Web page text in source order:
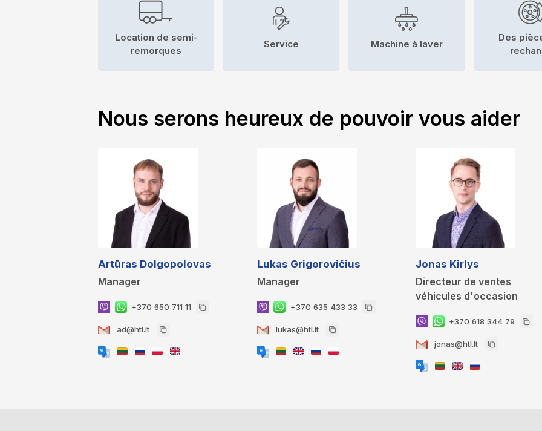
Location de semi-
remorques
Service Machine à laver
Des
Nous serons heureux de pouvoir vous aider
Artūras Dolgopolovas
Manager
+370 650 711 11
ad@htl.lt
Lukas Grigorovičius
Manager
+370 635 433 33
lukas@htl.lt
Jonas Kirlys
Directeur de ventes
véhicules d'occasion
+370 618 344 79
jonas@htl.lt